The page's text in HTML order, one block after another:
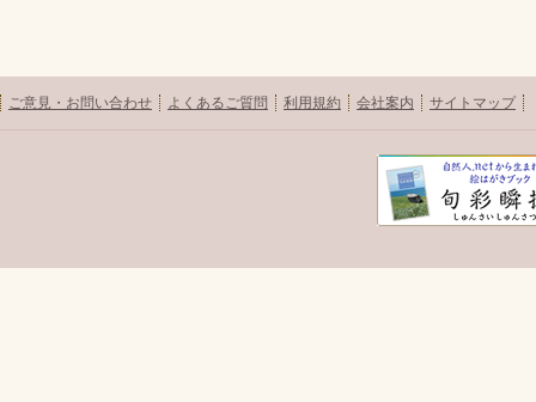
ご意見・お問い合わせ よくあるご質問 利用規約 会社案内 サイトマップ